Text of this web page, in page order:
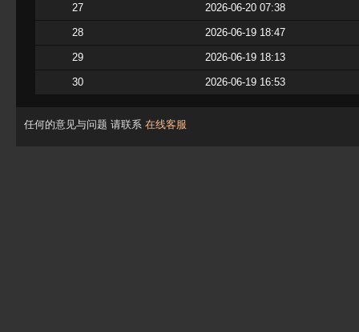
27 2026-06-20 07:38
28 2026-06-19 18:47
29 2026-06-19 18:13
30 2026-06-19 16:53
任何的意见与问题 请联系 在线客服